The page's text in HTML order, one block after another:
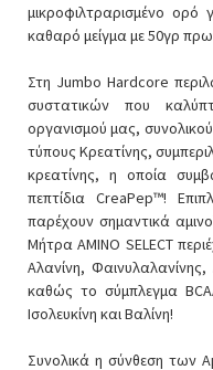
μικροφιλτραρισμένο
καθαρό μείγμα με 50γρ
Στη Jumbo Hardcore
συστατικών που
οργανισμού μας,
τύπους Κρεατίνης,
κρεατίνης, η οποία
πεπτίδια CreaPep™!
παρέχουν σημαντικά
Μήτρα ΑΜΙΝΟ SELECT
Αλανίνη, Φαινυλαλανίνης,
καθώς το σύμπλεγμα
Ισολευκίνη και Βαλίνη!
Συνολικά η σύνθεση των